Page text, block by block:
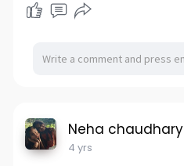
Neha chaudhary
4 yrs